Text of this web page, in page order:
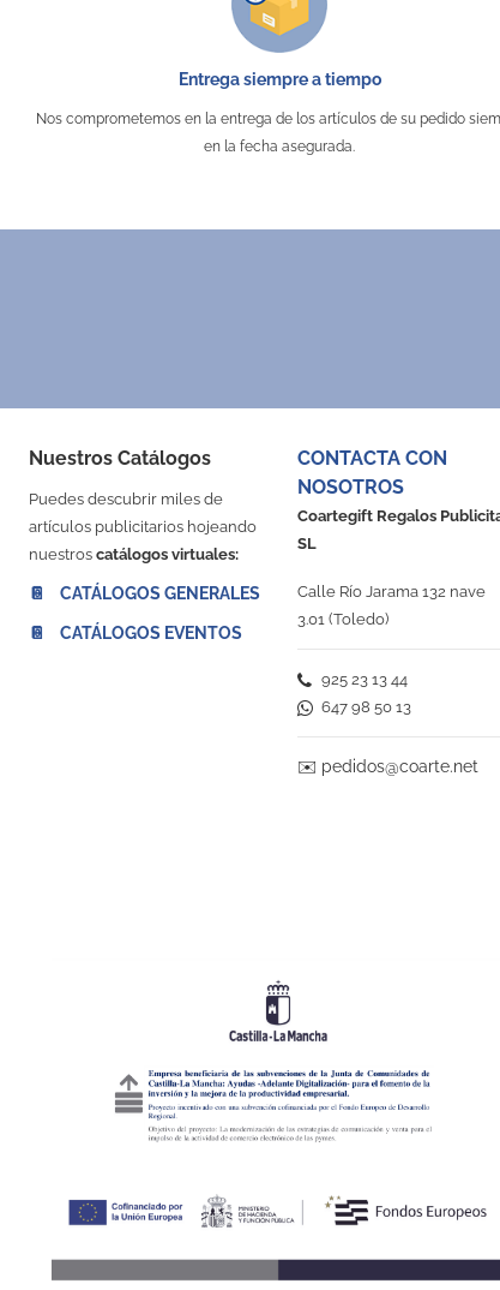
Entrega siempre a tiempo
Nos comprometemos en la entrega de los artículos de su pedido
en la fecha asegurada.
Nuestros Catálogos
Puedes descubrir miles de
artículos publicitarios hojeando
nuestros catálogos virtuales:
📔 CATÁLOGOS GENERALES
📔 CATÁLOGOS EVENTOS
CONTACTA CON
NOSOTROS
Coartegift Regalos
SL
Calle Río Jarama 132 nave
3.01 (Toledo)
925 23 13 44
647 98 50 13
✉️ pedidos@coarte.net